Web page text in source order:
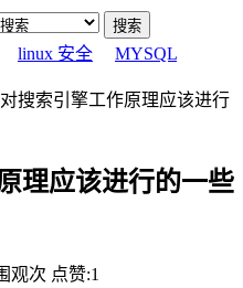
搜索
linux 安全
MYSQL
搜索引擎工作原理应该进行
理应该进行的一些
观次 点赞:1